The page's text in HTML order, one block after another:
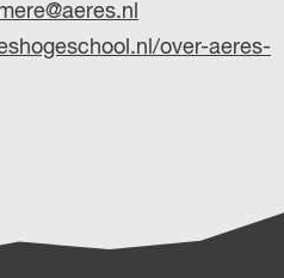
over-aeres-